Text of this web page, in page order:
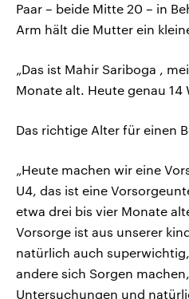
Paar – beide Mitte 20 – in
Arm hält die Mutter ein
„Das ist Mahir Sariboga ,
Monate alt. Heute genau 14
Das richtige Alter für einen
„Heute machen wir eine
U4, das ist eine
etwa drei bis vier Monate
Vorsorge ist aus unserer
natürlich auch
andere sich Sorgen
Untersuchungen und